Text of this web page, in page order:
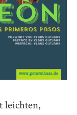
leichten,